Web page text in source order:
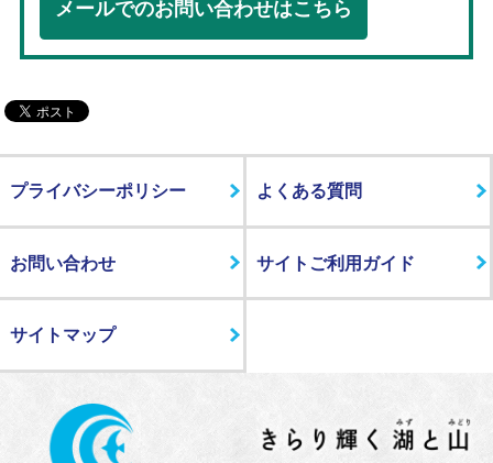
メールでのお問い合わせはこちら
プライバシーポリシー よくある質問
お問い合わせ サイトご利用ガイド
サイトマップ